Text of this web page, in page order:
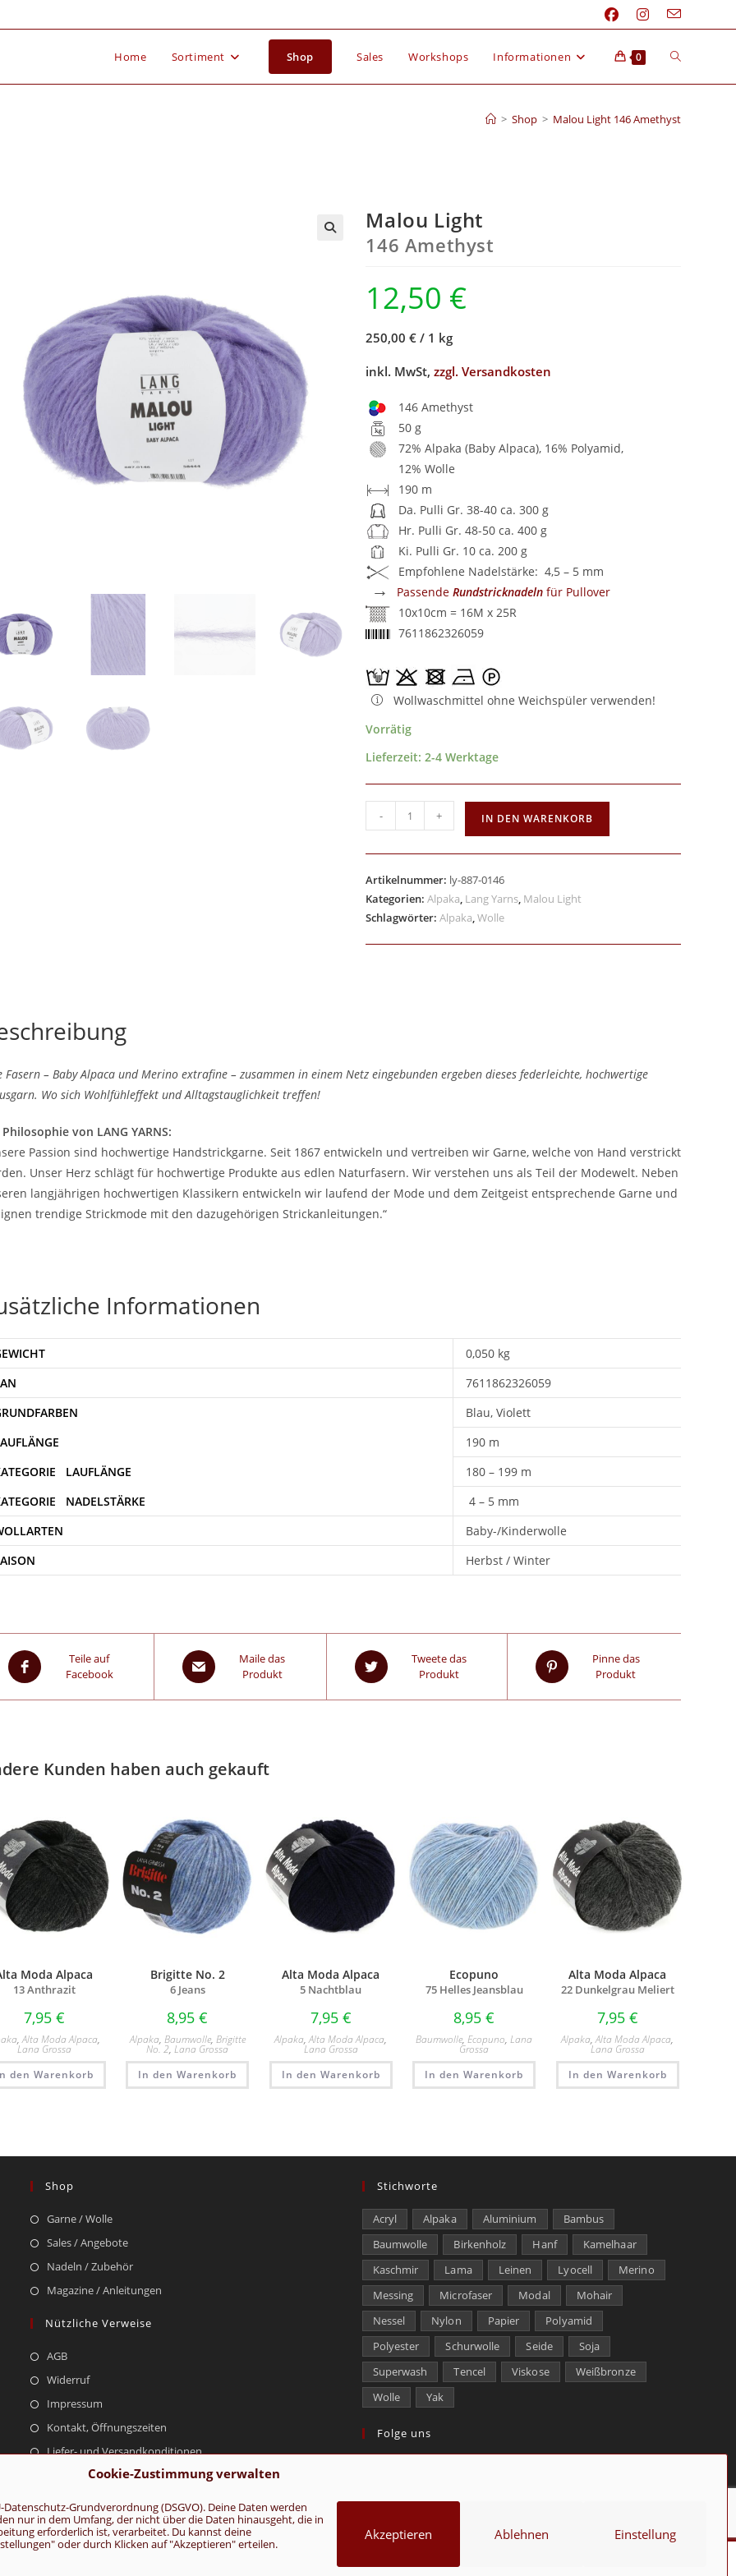
Cookie-Zustimmung verwalten
Grundverordnung (DSGVO). Deine Daten werden
nur in dem Umfang, der nicht über die Daten hinausgeht, die in
erforderlich ist, verarbeitet. Du kannst deine
oder durch Klicken auf "Akzeptieren" erteilen.
Akzeptieren Ablehnen Einstellung
Home Sortiment Shop Sales Workshops Informationen 0
> Shop > Malou Light 146 Amethyst
Malou Light
146 Amethyst
12,50 €
250,00 € / 1 kg
inkl. MwSt,zzgl. Versandkosten
146 Amethyst
50 g
72% Alpaka (Baby Alpaca), 16% Polyamid,
12% Wolle
190 m
Da. Pulli Gr. 38-40 ca. 300 g
Hr. Pulli Gr. 48-50 ca. 400 g
Ki. Pulli Gr. 10 ca. 200 g
Empfohlene Nadelstärke: 4,5 – 5 mm
→ PassendeRundstricknadeln für Pullover
10x10cm = 16M x 25R
7611862326059
Wollwaschmittel ohne Weichspüler verwenden!
Vorrätig
Lieferzeit:2-4 Werktage
- + IN DEN WARENKORB
Artikelnummer: ly-887-0146
Kategorien:Alpaka, Lang Yarns, Malou Light
Schlagwörter:Alpaka,Wolle
Fasern – Baby Alpaca und Merino extrafine – zusammen in einem Netz eingebunden ergeben dieses federleichte, hochwertige
Wo sich Wohlfühleffekt und Alltagstauglichkeit treffen!
von LANG YARNS:
Passion sind hochwertige Handstrickgarne. Seit 1867 entwickeln und vertreiben wir Garne, welche von Hand verstrickt
Unser Herz schlägt für hochwertige Produkte aus edlen Naturfasern. Wir verstehen uns als Teil der Modewelt. Neben
langjährigen hochwertigen Klassikern entwickeln wir laufend der Mode und dem Zeitgeist entsprechende Garne und
trendige Strickmode mit den dazugehörigen Strickanleitungen.“
Informationen
0,050 kg
7611862326059
Blau, Violett
190 m
180 – 199 m
4 – 5 mm
Baby-/Kinderwolle
Herbst / Winter
Teile auf
Facebook
Maile das
Produkt
Tweete das
Produkt
Pinne das
Produkt
Kunden haben auch gekauft
Moda Alpaca
13 Anthrazit
7,95 €
,Alta Moda Alpaca,
Lana Grossa
den Warenkorb
Brigitte No. 2
6 Jeans
8,95€
Alpaka, Baumwolle, Brigitte
No. 2,Lana Grossa
In den Warenkorb
Alta Moda Alpaca
5 Nachtblau
7,95 €
Alpaka,Alta Moda Alpaca,
Lana Grossa
In den Warenkorb
Ecopuno
75 Helles Jeansblau
8,95€
Baumwolle,Ecopuno,Lana
Grossa
In den Warenkorb
Alta Moda Alpaca
22 Dunkelgrau Meliert
7,95 €
Alpaka,Alta Moda Alpaca,
Lana Grossa
In den Warenkorb
Shop
Garne / Wolle
Sales / Angebote
Nadeln / Zubehör
Magazine / Anleitungen
Nützliche Verweise
AGB
Widerruf
Impressum
Kontakt, Öffnungszeiten
Liefer- und Versandkonditionen
Stichworte
Acryl Alpaka Aluminium
Bambus
Baumwolle
Birkenholz Hanf
Kamelhaar
Kaschmir
Lama Leinen Lyocell
Merino
Messing
Microfaser Modal
Mohair
Nessel
Nylon Papier
Polyamid
Polyester
Schurwolle Seide
Soja
Superwash
Tencel Viskose
Weißbronze
Wolle
Yak
Folge uns
AGB Kontakt Über uns Datenschutz Impressum Cookie-Richtlinie (EU)